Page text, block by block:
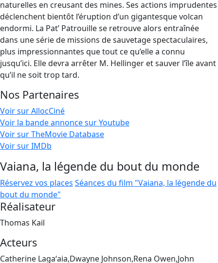
naturelles en creusant des mines. Ses actions imprudentes
déclenchent bientôt l’éruption d’un gigantesque volcan
endormi. La Pat’ Patrouille se retrouve alors entraînée
dans une série de missions de sauvetage spectaculaires,
plus impressionnantes que tout ce qu’elle a connu
jusqu’ici. Elle devra arrêter M. Hellinger et sauver l’île avant
qu’il ne soit trop tard.
Nos Partenaires
Voir sur AllocCiné
Voir la bande annonce sur Youtube
Voir sur TheMovie Database
Voir sur IMDb
Vaiana, la légende du bout du monde
Réservez vos places Séances du film "Vaiana, la légende du
bout du monde"
Réalisateur
Thomas Kail
Acteurs
Catherine Lagaʻaia,Dwayne Johnson,Rena Owen,John